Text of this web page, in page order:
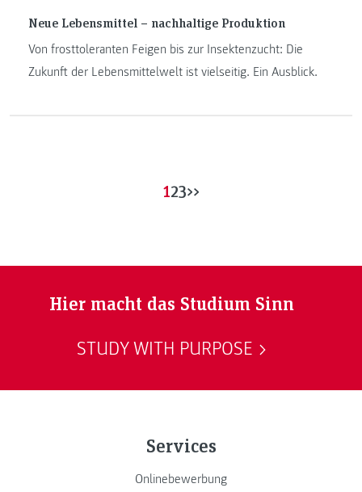
Neue Lebensmittel – nachhaltige Produktion
Von frosttoleranten Feigen bis zur Insektenzucht: Die
Zukunft der Lebensmittelwelt ist vielseitig. Ein Ausblick.
123>>
Hier macht das Studium Sinn
STUDY WITH PURPOSE
Services
Onlinebewerbung